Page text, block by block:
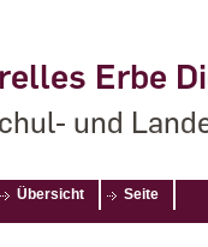
Erbe
und
Übersicht Seite